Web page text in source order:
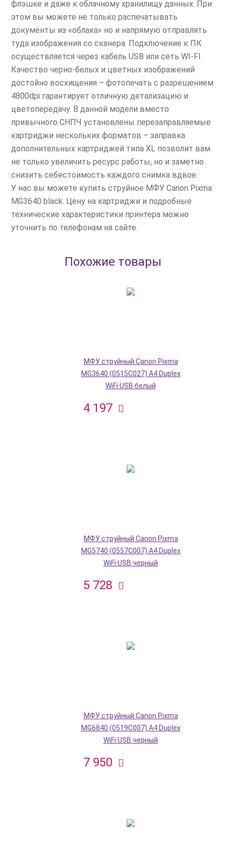
флэшке и даже к облачному хранилищу данных. При
этом вы можете не только распечатывать
документы из «облака» но и напрямую отправлять
туда изображения со сканера. Подключение к ПК
осуществляется через кабель USB или сеть WI-FI.
Качество черно-белых и цветных изображений
достойно восхищения – фотопечать с разрешением
4800dpi гарантирует отличную детализацию и
цветопередачу. В данной модели вместо
привычного СНПЧ установлены перезаправляемые
картриджи нескольких форматов – заправка
дополнительных картриджей типа XL позволит вам
не только увеличить ресурс работы, но и заметно
снизить себестоимость каждого снимка вдвое.
У нас вы можете купить струйное МФУ Canon Pixma
MG3640 black. Цену на картриджи и подробные
технические характеристики принтера можно
уточнить по телефонам на сайте.
Похожие товары
МФУ струйный Canon Pixma
MG3640 (0515C027) A4 Duplex
WiFi USB белый
4 197
МФУ струйный Canon Pixma
MG5740 (0557C007) A4 Duplex
WiFi USB черный
5 728
МФУ струйный Canon Pixma
MG6840 (0519C007) A4 Duplex
WiFi USB черный
7 950